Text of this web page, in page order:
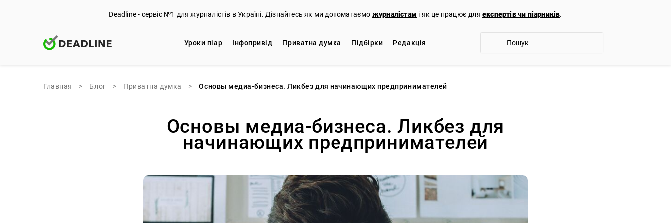
Deadline - сервіс №1 для журналістів в Україні. Дізнайтесь як ми допомагаємо журналістам і як це працює для експертів чи піарників.
Уроки піар Iнфопривід Приватна думка Підбірки Редакцiя
Главная > Блог > Приватна думка > Основы медиа-бизнеса. Ликбез для начинающих предпринимателей
Основы медиа-бизнеса. Ликбез для
начинающих предпринимателей